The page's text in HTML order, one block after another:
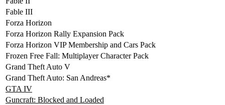
Fable III
Forza Horizon
Forza Horizon Rally Expansion Pack
Forza Horizon VIP Membership and Cars Pack
Frozen Free Fall: Multiplayer Character Pack
Grand Theft Auto V
Grand Theft Auto: San Andreas*
GTA IV
Guncraft: Blocked and Loaded